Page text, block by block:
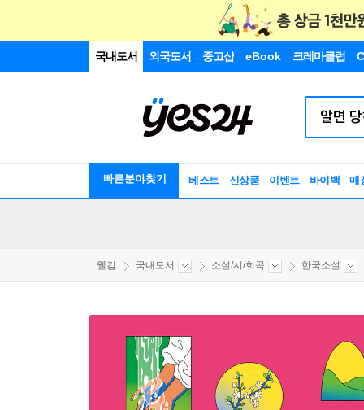
국내도서 외국도서 중고샵 eBook 크레마클럽
빠른분야찾기 베스트 신상품 이벤트 바이백 매
웰컴 국내도서 소설/시/희곡 한국소설